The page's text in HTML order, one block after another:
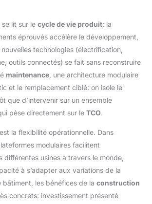
lit sur le cycle de vie produit: la
éprouvés accélère le développement,
technologies (électrification,
outils connectés) se fait sans reconstruire
maintenance , une architecture modulaire
et le remplacement ciblé: on isole le
que d’intervenir sur un ensemble
pèse directement sur le TCO.
la flexibilité opérationnelle. Dans
modulaires facilitent
différentes usines à travers le monde,
à s’adapter aux variations de la
bâtiment, les bénéfices de la construction
concrets: investissement présenté